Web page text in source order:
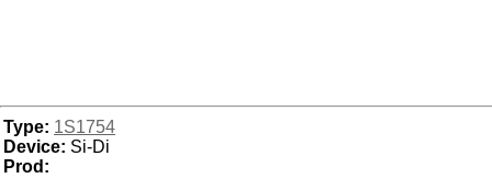
Type: 1S1754
Device: Si-Di
Prod: